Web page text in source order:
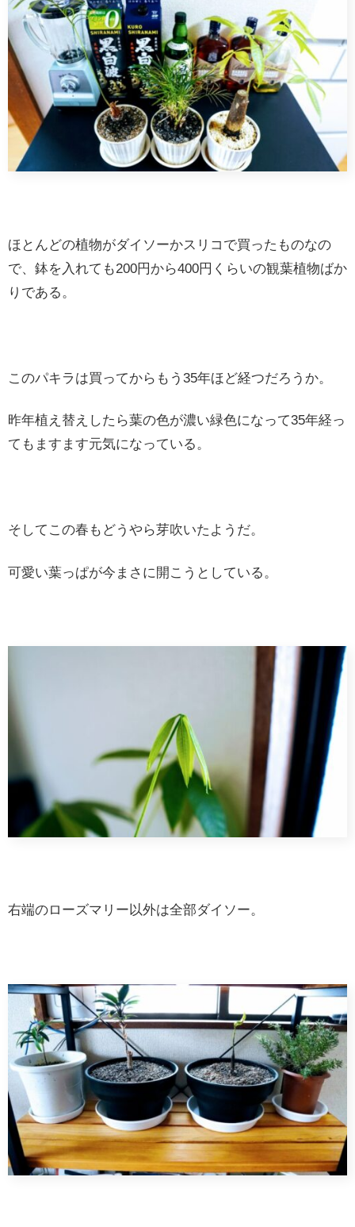
ほとんどの植物がダイソーかスリコで買ったものなの
で、鉢を入れても200円から400円くらいの観葉植物ばか
りである。
このパキラは買ってからもう35年ほど経つだろうか。
昨年植え替えしたら葉の色が濃い緑色になって35年経っ
てもますます元気になっている。
そしてこの春もどうやら芽吹いたようだ。
可愛い葉っぱが今まさに開こうとしている。
右端のローズマリー以外は全部ダイソー。